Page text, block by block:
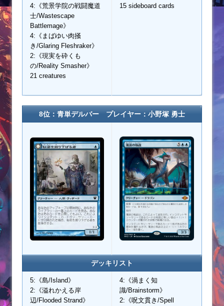
4:《荒景学院の戦闘魔道
士/Wastescape
Battlemage》
4:《まばゆい肉掻
き/Glaring Fleshraker》
2:《現実を砕くも
の/Reality Smasher》
21 creatures
15 sideboard cards
8位：青単デルバー プレイヤー：小野塚 勇士
デッキリスト
5:《島/Island》
2:《溢れかえる岸
辺/Flooded Strand》
4:《渦まく知
識/Brainstorm》
2:《呪文貫き/Spell